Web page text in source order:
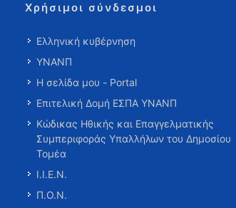
Χρήσιμοι σύνδεσμοι
Ελληνική κυβέρνηση
ΥΝΑΝΠ
Η σελίδα μου - Portal
Επιτελική Δομή ΕΣΠΑ ΥΝΑΝΠ
Κώδικας Ηθικής και Επαγγελματικής
Συμπεριφοράς Υπαλλήλων του Δημοσίου
Τομέα
Ι.Ι.Ε.Ν.
Π.Ο.Ν.